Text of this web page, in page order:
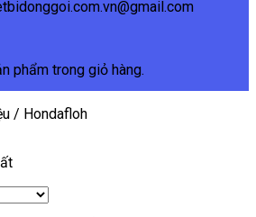
phẩm trong giỏ hàng.
/ Hondafloh